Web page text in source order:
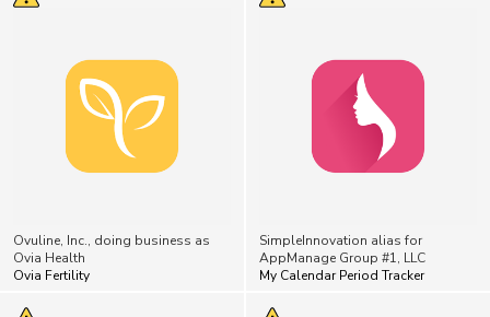
Ovuline, Inc., doing business as
Ovia Health
Ovia Fertility
SimpleInnovation alias for
AppManage Group #1, LLC
My Calendar Period Tracker